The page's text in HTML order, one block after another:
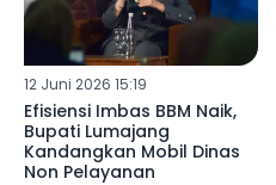
12 Juni 2026 15:19
Efisiensi Imbas BBM Naik,
Bupati Lumajang
Kandangkan Mobil Dinas
Non Pelayanan